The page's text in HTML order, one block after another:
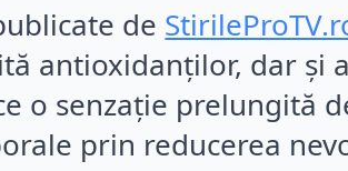
de
antioxidanților, dar și
o senzație prelungită
prin reducerea